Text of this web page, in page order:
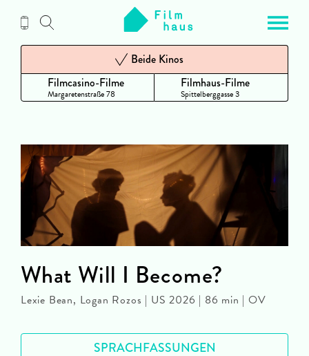
Inhalt
Filmcasino-Filme
Margaretenstraße 78
Beide Kinos
Filmhaus-Filme
Spittelberggasse 3
What Will I Become?
Lexie Bean, Logan Rozos | US 2026 | 86 min | OV
SPRACHFASSUNGEN